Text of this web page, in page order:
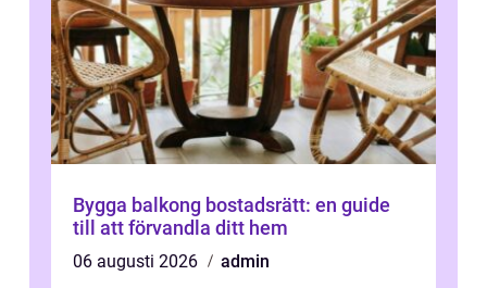
Bygga balkong bostadsrätt: en guide
till att förvandla ditt hem
06 augusti 2026
admin